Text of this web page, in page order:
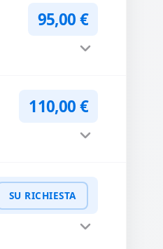
95,00€
110,00€
SU RICHIESTA